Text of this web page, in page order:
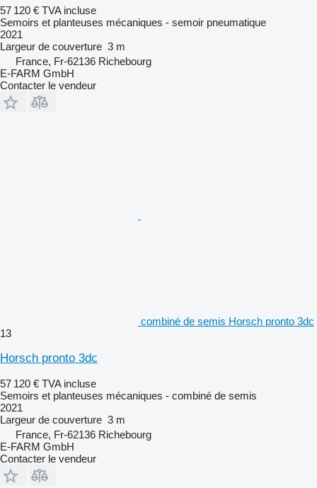
57 120 € TVA incluse
Semoirs et planteuses mécaniques - semoir pneumatique
2021
Largeur de couverture 3 m
France, Fr-62136 Richebourg
E-FARM GmbH
Contacter le vendeur
combiné de semis Horsch pronto 3dc
13
Horsch pronto 3dc
57 120 € TVA incluse
Semoirs et planteuses mécaniques - combiné de semis
2021
Largeur de couverture 3 m
France, Fr-62136 Richebourg
E-FARM GmbH
Contacter le vendeur